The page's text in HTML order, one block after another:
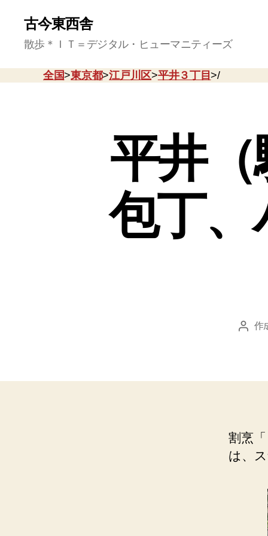
古今東西舎
散歩＊ＩＴ＝デジタル・ヒューマニティーズ
全国>東京都>江戸川区>平井３丁目>/
平井
包丁
投 作
割烹
は、